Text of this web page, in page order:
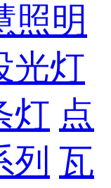
照明
光灯
灯 点
列 瓦